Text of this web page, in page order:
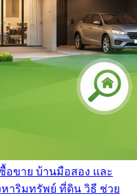
อขาย บ้านมือสอง และ
าริมทรัพย์ ที่ดิน วิธี ช่วย